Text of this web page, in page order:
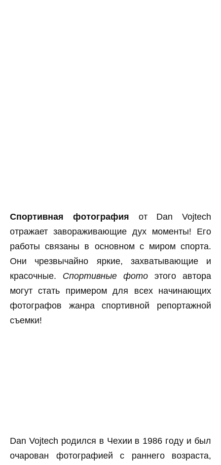
Спортивная фотография от Dan Vojtech
отражает завораживающие дух моменты! Его
работы связаны в основном с миром спорта.
Они чрезвычайно яркие, захватывающие и
красочные. Спортивные фото этого автора
могут стать примером для всех начинающих
фотографов жанра спортивной репортажной
съемки!
Dan Vojtech родился в Чехии в 1986 году и был
очарован фотографией с раннего возраста,